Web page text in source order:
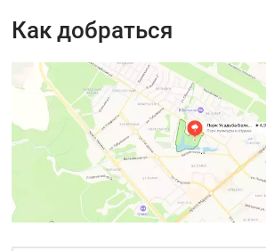
Как добраться